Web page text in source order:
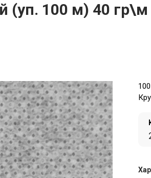
(уп. 100 м) 40